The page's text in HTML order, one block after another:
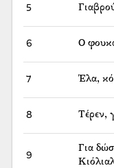
5
6 Ο
7 Έλα,
8 Τέρεν,
9
Για